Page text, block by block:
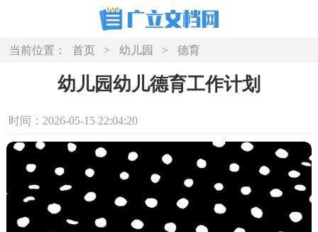
当前位置： 首页 > 幼儿园 > 德育
幼儿园幼儿德育工作计划
时间：2026-05-15 22:04:20